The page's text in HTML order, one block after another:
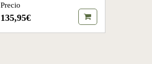
Precio
135,95€